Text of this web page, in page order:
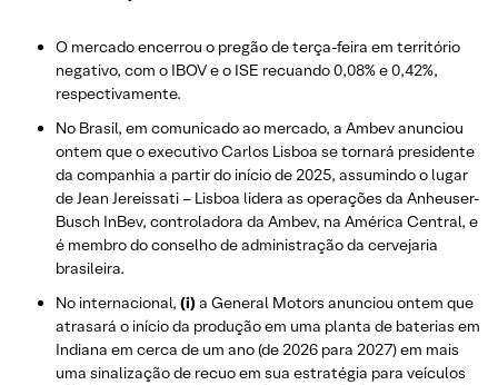
O mercado encerrou o pregão de terça-feira em território
negativo, com o IBOV e o ISE recuando 0,08% e 0,42%,
respectivamente.
No Brasil, em comunicado ao mercado, a Ambev anunciou
ontem que o executivo Carlos Lisboa se tornará presidente
da companhia a partir do início de 2025, assumindo o lugar
de Jean Jereissati – Lisboa lidera as operações da Anheuser-
Busch InBev, controladora da Ambev, na América Central, e
é membro do conselho de administração da cervejaria
brasileira.
No internacional, (i)a General Motors anunciou ontem que
atrasará o início da produção em uma planta de baterias em
Indiana em cerca de um ano (de 2026 para 2027) em mais
uma sinalização de recuo em sua estratégia para veículos